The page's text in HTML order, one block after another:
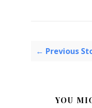
← Previous
YOU